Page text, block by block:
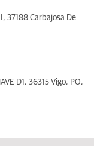
37188 Carbajosa De
D1, 36315 Vigo, PO,